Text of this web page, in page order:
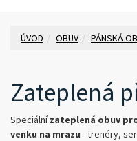
ÚVOD OBUV PÁNSKÁ
Zateplená
Speciálnízateplená obuv
venku na mrazu - trenéry,